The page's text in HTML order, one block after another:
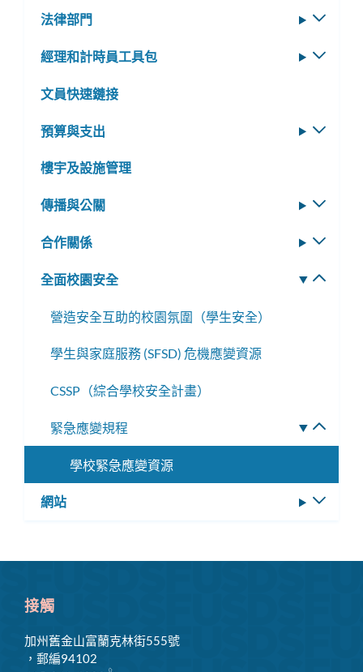
法律部門
經理和計時員工具包
文員快速鏈接
預算與支出
樓宇及設施管理
傳播與公關
合作關係
全面校園安全
營造安全互助的校園氛圍（學生安全）
學生與家庭服務 (SFSD) 危機應變資源
CSSP（綜合學校安全計畫）
緊急應變規程
換
選
學校緊急應變資源
網站
選
接觸
加州舊金山富蘭克林街555號
，郵編94102